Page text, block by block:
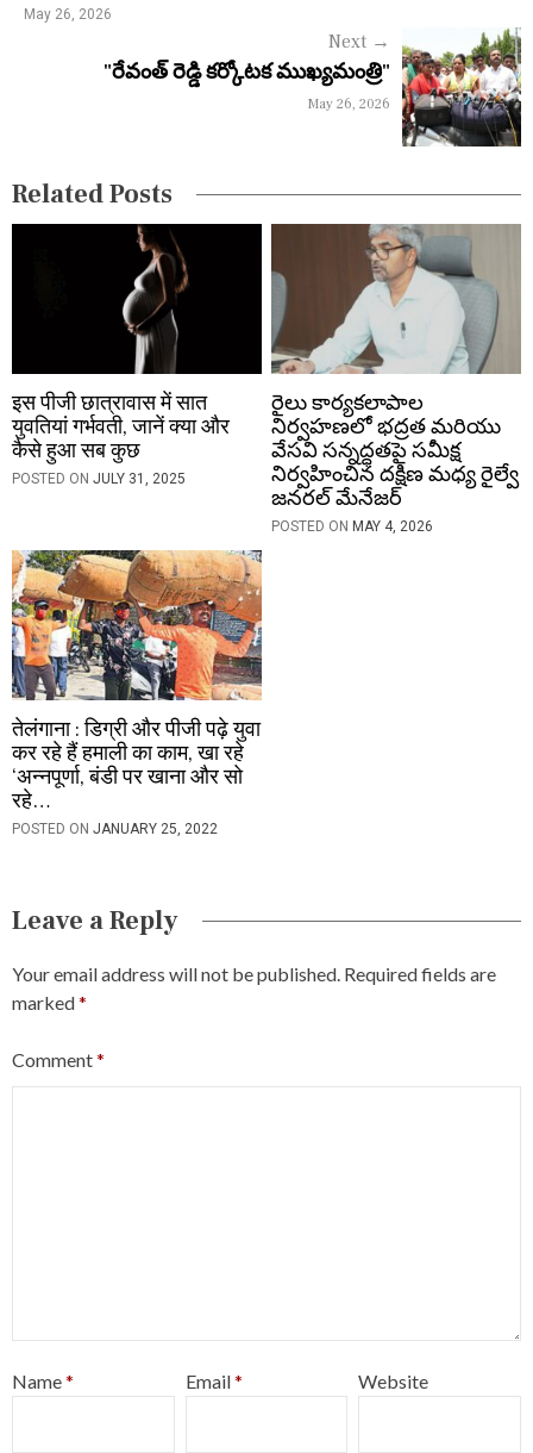
a
a
t
May 26, 2026
Next →
"రేవంత్ రెడ్డి కర్కోటక ముఖ్యమంత్రి"
May 26, 2026
Related Posts
इस पीजी छात्रावास में सात
युवतियां गर्भवती, जानें क्या और
कैसे हुआ सब कुछ
POSTED ON JULY 31, 2025
రైలు కార్యకలాపాల
నిర్వహణలో భద్రత మరియు
వేసవి సన్నద్ధతపై సమీక్ష
నిర్వహించిన దక్షిణ మధ్య రైల్వే
జనరల్ మేనేజర్
POSTED ON MAY 4, 2026
तेलंगाना : डिग्री और पीजी पढ़े युवा
कर रहे हैं हमाली का काम, खा रहे
‘अन्नपूर्णा, बंडी पर खाना और सो
रहे…
POSTED ON JANUARY 25, 2022
Leave a Reply
Your email address will not be published. Required fields are
marked*
Comment*
Name* Email* Website